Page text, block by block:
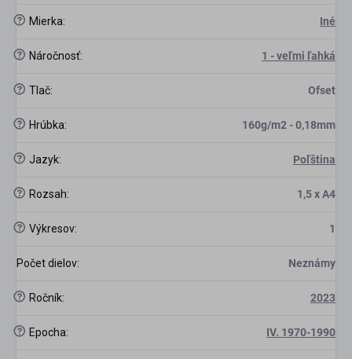
? Mierka: Iné
? Náročnosť: 1 - veľmi ľahká
? Tlač: Ofset
? Hrúbka: 160g/m2 - 0,18mm
? Jazyk: Poľština
? Rozsah: 1,5 x A4
? Výkresov: 1
Počet dielov: Neznámy
? Ročník: 2023
? Epocha: IV. 1970-1990